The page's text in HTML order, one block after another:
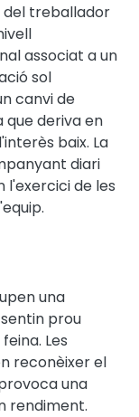
del treballador
associat a un
sol
canvi de
deriva en
baix. La
diari
l'exercici de les
una
prou
Les
reconèixer el
una
rendiment.